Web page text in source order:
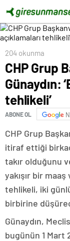
204 okunma
CHP Grup
Günaydın:
tehlikeli’
ABONE OL
CHP Grup
itiraf ettiği
takır olduğunu
yakışır bir
tehlikeli, iki
birbirine
Günaydın,
bugünün 1 Mart